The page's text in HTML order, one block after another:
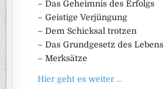
– Das Geheimnis des Erfolgs
– Geistige Verjüngung
– Dem Schicksal trotzen
– Das Grundgesetz des Lebens
– Merksätze
Hier geht es weiter …